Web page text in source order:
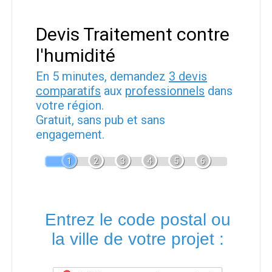
Devis Traitement contre
l'humidité
En 5 minutes, demandez 3 devis
comparatifs aux professionnels dans
votre région.
Gratuit, sans pub et sans
engagement.
1 2 3 4 5 6
Entrez le code postal ou
la ville de votre projet :